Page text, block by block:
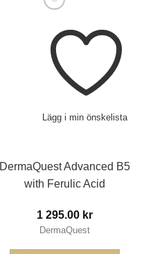
Lägg i min önskelista
DermaQuest Advanced B5
with Ferulic Acid
1 295.00 kr
DermaQuest